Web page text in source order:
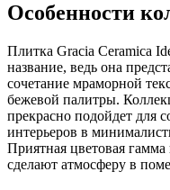
Особенности
Плитка Gracia Ceramica
название, ведь она
сочетание мраморной
бежевой палитры.
прекрасно подойдет для
интерьеров в
Приятная цветовая
сделают атмосферу в